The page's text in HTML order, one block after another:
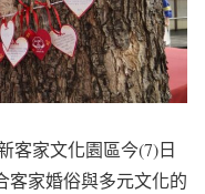
客家文化園區今(7)日
客家婚俗與多元文化的